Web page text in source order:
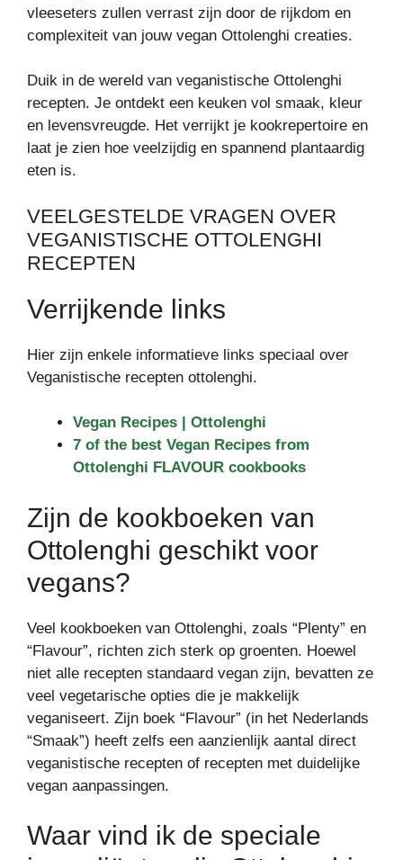
vleeseters zullen verrast zijn door de rijkdom en
complexiteit van jouw vegan Ottolenghi creaties.
Duik in de wereld van veganistische Ottolenghi
recepten. Je ontdekt een keuken vol smaak, kleur
en levensvreugde. Het verrijkt je kookrepertoire en
laat je zien hoe veelzijdig en spannend plantaardig
eten is.
VEELGESTELDE VRAGEN OVER
VEGANISTISCHE OTTOLENGHI
RECEPTEN
Verrijkende links
Hier zijn enkele informatieve links speciaal over
Veganistische recepten ottolenghi.
Vegan Recipes | Ottolenghi
7 of the best Vegan Recipes from
Ottolenghi FLAVOUR cookbooks
Zijn de kookboeken van
Ottolenghi geschikt voor
vegans?
Veel kookboeken van Ottolenghi, zoals “Plenty” en
“Flavour”, richten zich sterk op groenten. Hoewel
niet alle recepten standaard vegan zijn, bevatten ze
veel vegetarische opties die je makkelijk
veganiseert. Zijn boek “Flavour” (in het Nederlands
“Smaak”) heeft zelfs een aanzienlijk aantal direct
veganistische recepten of recepten met duidelijke
vegan aanpassingen.
Waar vind ik de speciale